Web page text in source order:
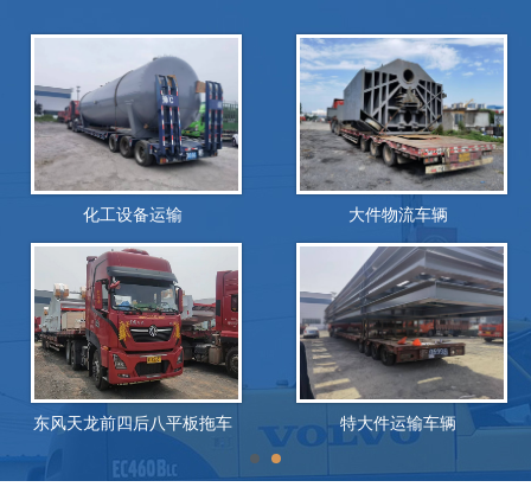
化工设备运输 大件物流车辆
东风天龙前四后八平板拖车 特大件运输车辆